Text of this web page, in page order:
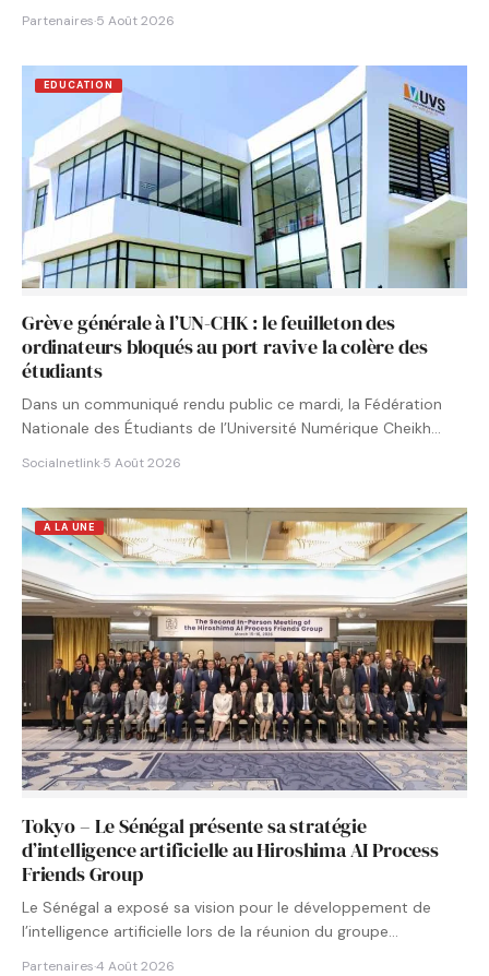
Partenaires·5 Août 2026
EDUCATION
Grève générale à l’UN-CHK : le feuilleton des
ordinateurs bloqués au port ravive la colère des
étudiants
Dans un communiqué rendu public ce mardi, la Fédération
Nationale des Étudiants de l’Université Numérique Cheikh
Socialnetlink·5 Août 2026
A LA UNE
Tokyo – Le Sénégal présente sa stratégie
d’intelligence artificielle au Hiroshima AI Process
Friends Group
Le Sénégal a exposé sa vision pour le développement de
l’intelligence artificielle lors de la réunion du groupe…
Partenaires·4 Août 2026